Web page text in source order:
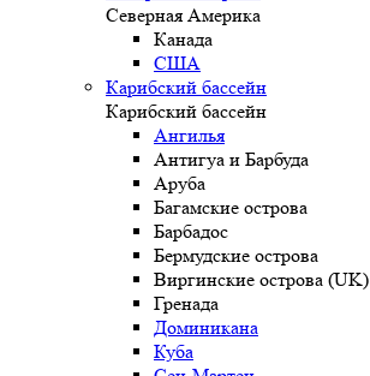
Северная Америка
Канада
США
Карибский бассейн
Карибский бассейн
Ангилья
Антигуа и Барбуда
Аруба
Багамские острова
Барбадос
Бермудские острова
Виргинские острова (UK)
Гренада
Доминикана
Куба